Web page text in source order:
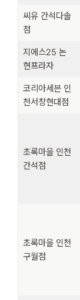
씨유 간석다솔
점
지에스25 논
현프라자
코리아세븐 인
천서창현대점
초록마을 인천
간석점
초록마을 인천
구월점